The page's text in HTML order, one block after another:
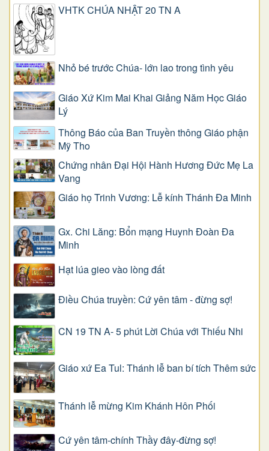
VHTK CHÚA NHẬT 20 TN A
Nhỏ bé trước Chúa- lớn lao trong tình yêu
Giáo Xứ Kim Mai Khai Giảng Năm Học Giáo
Lý
Thông Báo của Ban Truyền thông Giáo phận
Mỹ Tho
Chứng nhân Đại Hội Hành Hương Đức Mẹ La
Vang
Giáo họ Trinh Vương: Lễ kính Thánh Đa Minh
Gx. Chi Lăng: Bổn mạng Huynh Đoàn Đa
Minh
Hạt lúa gieo vào lòng đất
Điều Chúa truyền: Cứ yên tâm - đừng sợ!
CN 19 TN A- 5 phút Lời Chúa với Thiếu Nhi
Giáo xứ Ea Tul: Thánh lễ ban bí tích Thêm sức
Thánh lễ mừng Kim Khánh Hôn Phối
Cứ yên tâm-chính Thầy đây-đừng sợ!